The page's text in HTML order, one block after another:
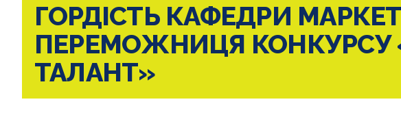
ГОРДІСТЬ КАФЕДРИ
ПЕРЕМОЖНИЦЯ КОНКУРСУ
ТАЛАНТ»